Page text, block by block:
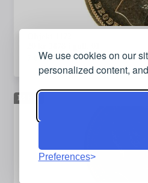
We use cookies on our
personalized content,
Preferences
7 000,00NOK
18